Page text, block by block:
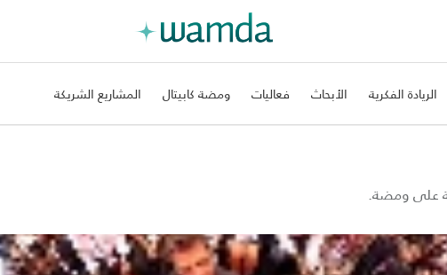
الريادة الفكرية الأبحاث فعاليات ومضة كابيتال المشاريع الشريكة
على ومضة.